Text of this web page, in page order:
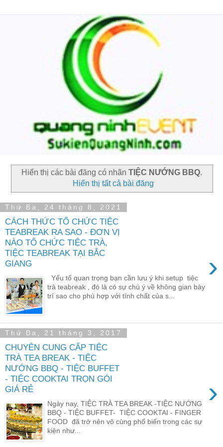
Hiển thị các bài đăng có nhãn TIỆC NƯỚNG BBQ.
Hiển thị tất cả bài đăng
Thứ Ba, 24 tháng 8, 2021
CÁCH THỨC TỔ CHỨC TIỆC
TEABREAK RA SAO - ĐƠN VỊ
NÀO TỔ CHỨC TIỆC TRÀ,
TIỆC TEABREAK TẠI BẮC
GIANG
›
Yếu tố quan trọng bạn cần lưu ý khi setup tiệc
trà teabreak , đó là có sự chú ý về không gian bày
trí sao cho phù hợp với tính chất của s...
Thứ Ba, 21 tháng 3, 2017
CHUYÊN CUNG CẤP TIỆC
TRÀ TEA BREAK - TIỆC
NƯỚNG BBQ - TIỆC BUFFET
- TIỆC COOKTAI TRỌN GÓI
GIÁ RẺ
›
Ngày nay, TIỆC TRÀ TEA BREAK -TIỆC NƯỚNG
BBQ - TIỆC BUFFET- TIỆC COOKTAI - FINGER
FOOD đã trở nên vô cùng phổ biến trong các sự
kiện như...